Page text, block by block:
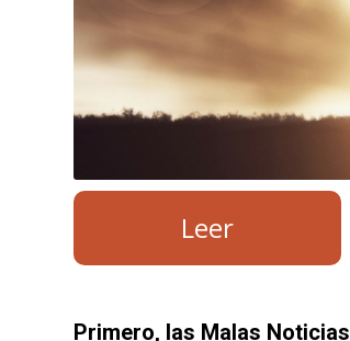
Leer
Primero, las Malas Noticias